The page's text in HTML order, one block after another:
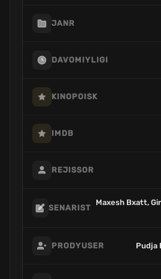
JANR
DAVOMIYLIGI
KINOPOISK
IMDB
REJISSOR
SENARIST
Maxesh Bxatt,
PRODYUSER Pudja